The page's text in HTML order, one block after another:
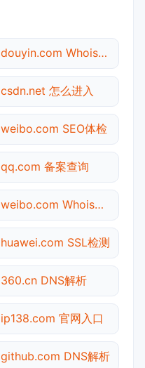
douyin.com Whois查询
csdn.net 怎么进入
weibo.com SEO体检
qq.com 备案查询
weibo.com Whois查询
huawei.com SSL检测
360.cn DNS解析
ip138.com 官网入口
github.com DNS解析